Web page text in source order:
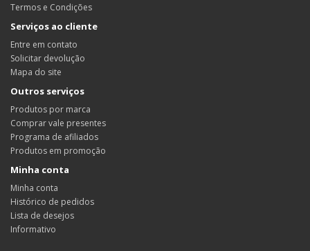
Termos e Condições
Serviços ao cliente
Entre em contato
Solicitar devolução
Mapa do site
Outros serviços
Produtos por marca
Comprar vale presentes
Programa de afiliados
Produtos em promoção
Minha conta
Minha conta
Histórico de pedidos
Lista de desejos
Informativo